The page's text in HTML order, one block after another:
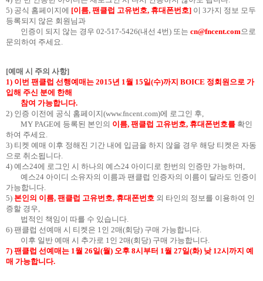
5) 공식 홈페이지에 [이름, 팬클럽 고유번호, 휴대폰번호] 이 3가지 정보 모두
등록되지 않은 회원님과
인증이 되지 않는 경우 02-517-5426(내선 4번) 또는 cn@fncent.com으로
문의하여 주세요.
[예매 시 주의 사항]
1) 이번 팬클럽 선행예매는 2015년 1월 15일(수)까지 BOICE 정회원으로 가
입해 주신 분에 한해
참여 가능합니다.
2) 인증 이전에 공식 홈페이지(www.fncent.com)에 로그인 후,
MY PAGE에 등록된 본인의 이름,팬클럽 고유번호, 휴대폰번호를 확인
하여 주세요.
3) 티켓 예매 이후 정해진 기간 내에 입금을 하지 않을 경우 해당 티켓은 자동
으로 취소됩니다.
4) 예스24에 로그인 시 하나의 예스24 아이디로 한번의 인증만 가능하며 ,
예스24 아이디 소유자의 이름과 팬클럽 인증자의 이름이 달라도 인증이
가능합니다.
5) 본인의 이름, 팬클럽 고유번호, 휴대폰번호 외 타인의 정보를 이용하여 인
증할 경우,
법적인 책임이 따를 수 있습니다.
6) 팬클럽 선예매 시 티켓은 1인 2매(회당) 구매 가능합니다.
이후 일반 예매 시 추가로 1인 2매(회당) 구매 가능합니다.
7) 팬클럽 선예매는 1월 26일(월) 오후 8시부터 1월 27일(화) 낮12시까지 예
매 가능합니다.